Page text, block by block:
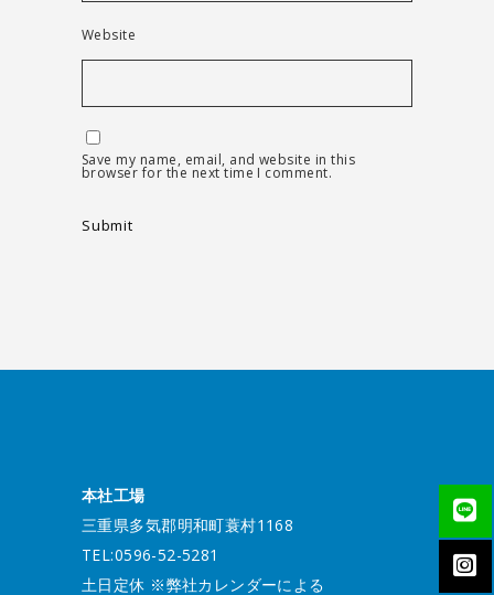
Website
Save my name, email, and website in this
browser for the next time I comment.
本社工場
三重県多気郡明和町蓑村1168
TEL:0596-52-5281
土日定休 ※弊社カレンダーによる